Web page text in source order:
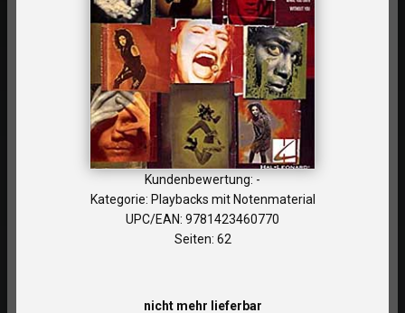
Kundenbewertung: -
Kategorie: Playbacks mit Notenmaterial
UPC/EAN: 9781423460770
Seiten: 62
nicht mehr lieferbar